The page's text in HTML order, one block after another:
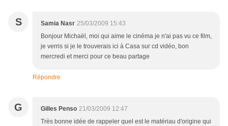
S Samia Nasr 25/03/2009 15:43
Bonjour Michaël, moi qui aime le cinéma je n'ai pas vu ce film,
je verris si je le trouverais ici à Casa sur cd vidéo, bon
mercredi et merci pour ce beau partage
Répondre
G Gilles Penso 21/03/2009 12:47
Très bonne idée de rappeler quel est le matériau d'origine qui